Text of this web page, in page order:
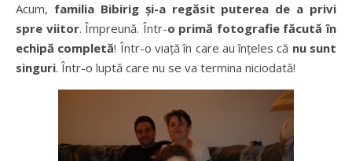
Acum, familia Bibirig și-a regăsit puterea de a privi
spre viitor. Împreună. Într-o primă fotografie făcută în
echipă completă! Într-o viață în care au înțeles că nu sunt
singuri. Într-o luptă care nu se va termina niciodată!